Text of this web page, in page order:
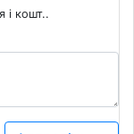
і кошт..